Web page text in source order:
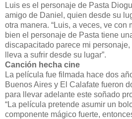
Luis es el personaje de Pasta
amigo de Daniel, quien desde su
otra manera. “Luis, a veces, ve con
bien el personaje de Pasta tiene
discapacitado parece mi
lleva a sufrir desde su lugar”.
Canción hecha cine
La película fue filmada hace dos
Buenos Aires y El Calafate fueron
para llevar adelante este soñado
“La película pretende asumir un
componente mágico fuerte,